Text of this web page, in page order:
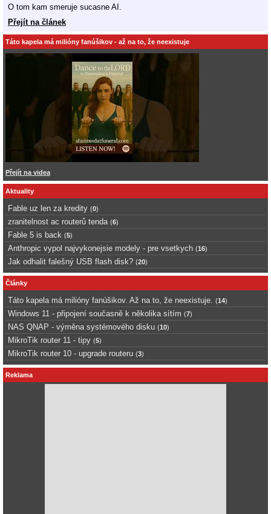
O tom kam smeruje sucasne AI.
Přejít na článek
Táto kapela má milióny fanúšikov - až na to, že neexistuje
Přejít na videa
Aktuality
Fable uz len za kredity (0)
zranitelnost ac routerů tenda (6)
Fable 5 is back (5)
Anthropic vypol najvykonejsie modely - pre vsetkych (16)
Jak odhalit falešný USB flash disk? (20)
Články
Táto kapela má milióny fanúšikov. Až na to, že neexistuje. (14)
Windows 11 - připojení současně k několika sítím (7)
NAS QNAP - výměna systémového disku (10)
MikroTik router 11 - tipy (5)
MikroTik router 10 - upgrade routeru (3)
Reklama